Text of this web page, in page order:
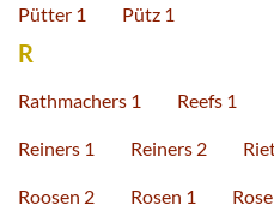
Pütter 1 Pütz 1
R
Rathmachers 1 Reefs 1
Reiners 1 Reiners 2
Roosen 2 Rosen 1